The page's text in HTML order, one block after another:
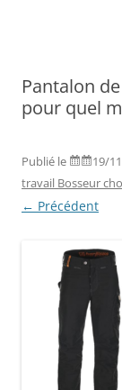
Pantalon
pour quel
Publié le 19/
travail Bosseur
← Précédent